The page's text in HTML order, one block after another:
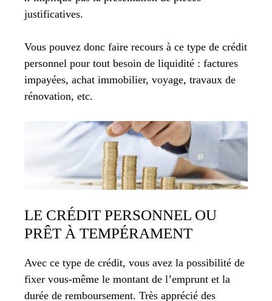
justificatives.
Vous pouvez donc faire recours à ce type de crédit
personnel pour tout besoin de liquidité : factures
impayées, achat immobilier, voyage, travaux de
rénovation, etc.
LE CRÉDIT PERSONNEL OU
PRÊT À TEMPÉRAMENT
Avec ce type de crédit, vous avez la possibilité de
fixer vous-même le montant de l’emprunt et la
durée de remboursement. Très apprécié des